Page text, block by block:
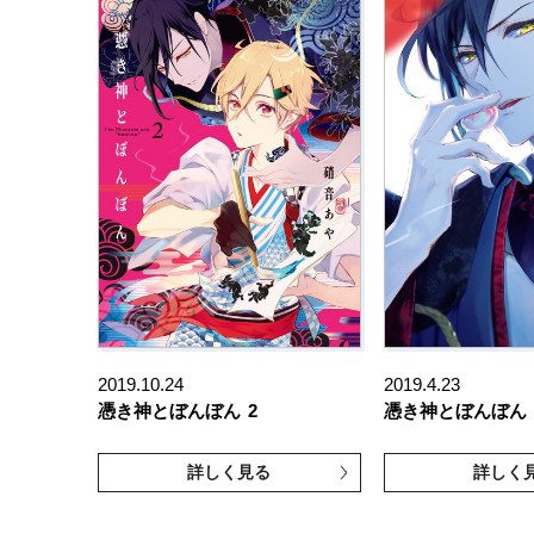
2019.10.24
憑き神とぼんぼん 2
詳しく見る
2019.4.23
憑き神とぼんぼん
詳しく